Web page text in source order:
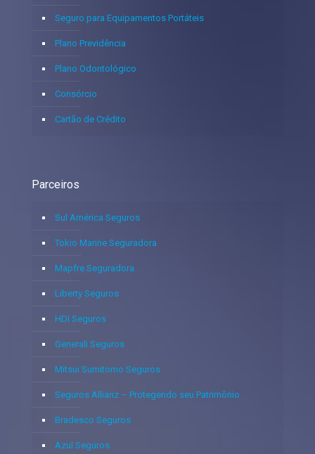
Seguro para Equipamentos Portáteis
Plano Previdência
Plano Odontológico
Consórcio
Cartão de Crédito
Parceiros
Sul América Seguros
Tokio Marine Seguradora
Mapfre Seguradora
Liberty Seguros
HDI Seguros
Generali Seguros
Mitsui Sumitomo Seguros
Seguros Allianz – Protegendo seu Patrimônio
Bradesco Seguros
Azul Seguros